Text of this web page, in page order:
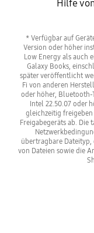
Hilfe
* Verfügbar auf
Version oder höher
Low Energy als auch
Galaxy Books,
später veröffentlicht
Fi von anderen
oder höher, Bluetooth-
Intel 22.50.07 oder
gleichzeitig
Freigabegeräts ab. Die
übertragbare Dateityp,
von Dateien sowie die